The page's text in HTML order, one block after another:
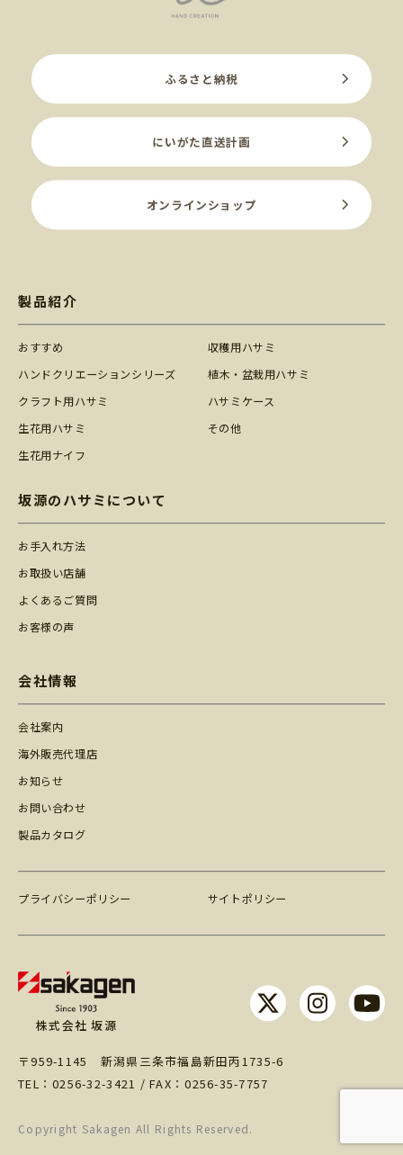
ふるさと納税
にいがた直送計画
オンラインショップ
製品紹介
おすすめ
ハンドクリエーションシリーズ
クラフト用ハサミ
生花用ハサミ
生花用ナイフ
収穫用ハサミ
植木・盆栽用ハサミ
ハサミケース
その他
坂源のハサミについて
お手入れ方法
お取扱い店舗
よくあるご質問
お客様の声
会社情報
会社案内
海外販売代理店
お知らせ
お問い合わせ
製品カタログ
プライバシーポリシー サイトポリシー
株式会社 坂源
〒959-1145 新潟県三条市福島新田丙1735-6
TEL：0256-32-3421 / FAX：0256-35-7757
Copyright Sakagen All Rights Reserved.